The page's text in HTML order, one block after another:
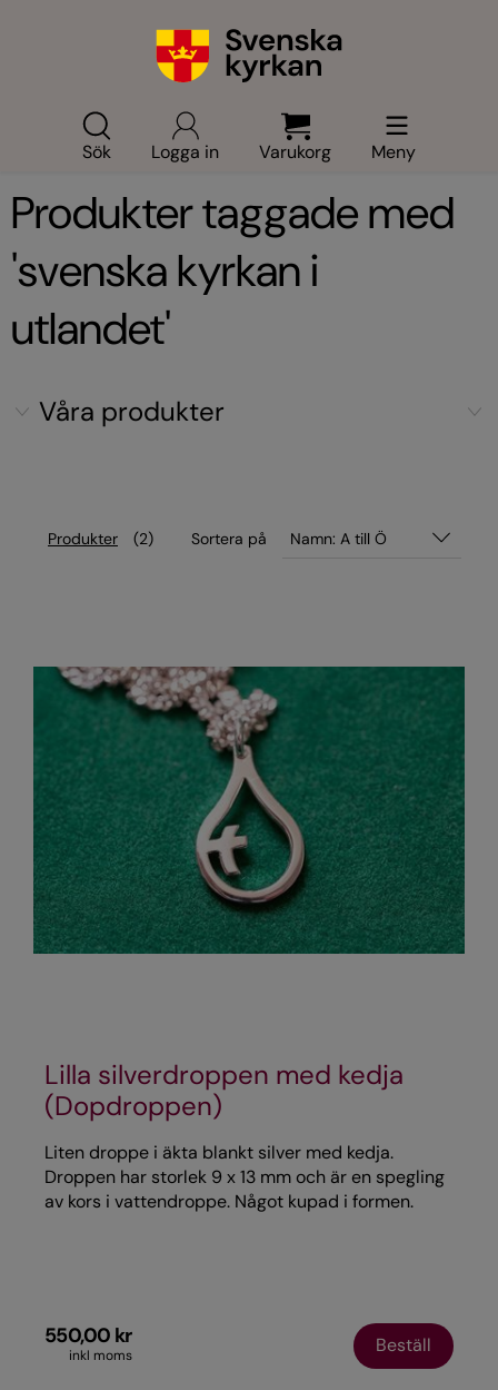
Sök Logga in Varukorg Meny
Produkter taggade med
'svenska kyrkan i
utlandet'
Våra produkter
Produkter (2) Sortera på Namn: A till Ö
Lilla silverdroppen med kedja
(Dopdroppen)
Liten droppe i äkta blankt silver med kedja.
Droppen har storlek 9 x 13 mm och är en spegling
av kors i vattendroppe. Något kupad i formen.
550,00 kr
inkl moms Beställ